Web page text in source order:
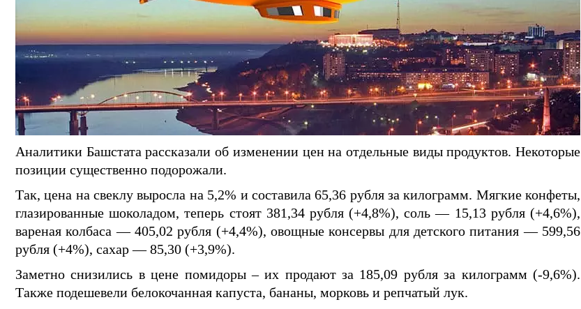
Аналитики Башстата рассказали об изменении цен на отдельные виды продуктов. Некоторые
позиции существенно подорожали.
Так, цена на свеклу выросла на 5,2% и составила 65,36 рубля за килограмм. Мягкие конфеты,
глазированные шоколадом, теперь стоят 381,34 рубля (+4,8%), соль — 15,13 рубля (+4,6%),
вареная колбаса — 405,02 рубля (+4,4%), овощные консервы для детского питания — 599,56
рубля (+4%), сахар — 85,30 (+3,9%).
Заметно снизились в цене помидоры – их продают за 185,09 рубля за килограмм (-9,6%).
Также подешевели белокочанная капуста, бананы, морковь и репчатый лук.